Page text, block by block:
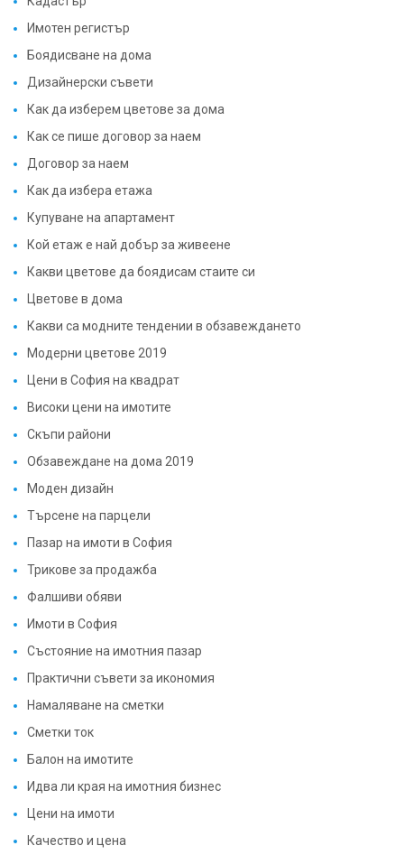
Имотен регистър
Боядисване на дома
Дизайнерски съвети
Как да изберем цветове за дома
Как се пише договор за наем
Договор за наем
Как да избера етажа
Купуване на апартамент
Кой етаж е най добър за живеене
Какви цветове да боядисам стаите си
Цветове в дома
Какви са модните тендении в обзавеждането
Модерни цветове 2019
Цени в София на квадрат
Високи цени на имотите
Скъпи райони
Обзавеждане на дома 2019
Моден дизайн
Търсене на парцели
Пазар на имоти в София
Трикове за продажба
Фалшиви обяви
Имоти в София
Състояние на имотния пазар
Практични съвети за икономия
Намаляване на сметки
Сметки ток
Балон на имотите
Идва ли края на имотния бизнес
Цени на имоти
Качество и цена